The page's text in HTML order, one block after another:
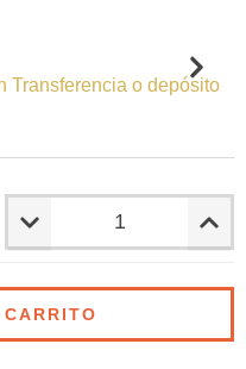
Transferencia o depósito